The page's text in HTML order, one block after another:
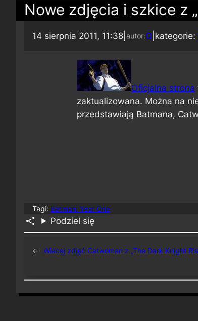
Nowe zdjęcia i szkice z
14 sierpnia 2011, 11:38 autor:Q kategorie:
Oficjalna strona
zaktualizowana. Można na
przedstawiają Batmana,
Tagi: Batman: Year One
Podziel się
← Wiecej zdjęć Catwoman z „The Dark Knight